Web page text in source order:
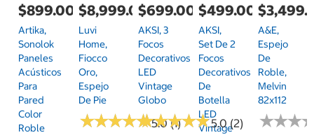
$899.00
Artika,
Sonolok
Paneles
Acústicos
Para
Pared
Color
Roble
$8,999.00
Luvi
Home,
Fiocco
Oro,
Espejo
De Pie
★★★★★
★★★★★5.0 (1)
$699.00
AKSI, 3
Focos
Decorativos
LED
Vintage
Globo
★★★★★
★★★★★5.0 (2)
$499.00
AKSI,
Set De 2
Focos
Decorativos
De
Botella
LED
Vintage
A&E,
Espejo
De
Roble,
Melvin
82x112
★★★
★★★